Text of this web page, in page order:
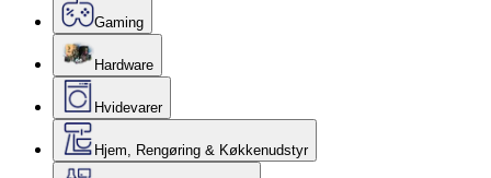
Gaming
Hardware
Hvidevarer
Hjem, Rengøring & Køkkenudstyr